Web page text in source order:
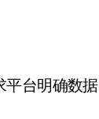
平台明确数据